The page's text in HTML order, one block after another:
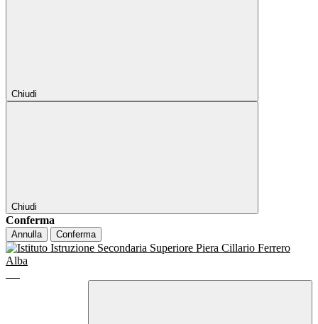
Chiudi
Chiudi
Conferma
Annulla Conferma